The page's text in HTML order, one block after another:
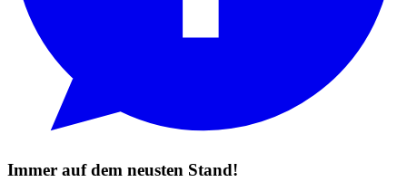
Immer auf dem neusten Stand!